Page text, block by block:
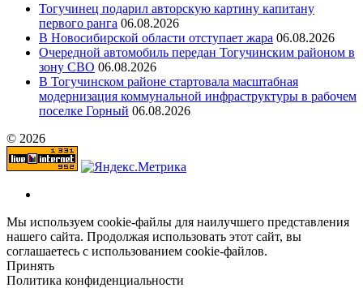
Тогучинец подарил авторскую картину капитану
первого ранга 06.08.2026
В Новосибирской области отступает жара 06.08.2026
Очередной автомобиль передан Тогучинским районом в
зону СВО 06.08.2026
В Тогучинском районе стартовала масштабная
модернизация коммунальной инфраструктуры в рабочем
поселке Горный 06.08.2026
© 2026
Мы используем cookie-файлы для наилучшего представления
нашего сайта. Продолжая использовать этот сайт, вы
соглашаетесь с использованием cookie-файлов.
Принять
Политика конфиденциальности